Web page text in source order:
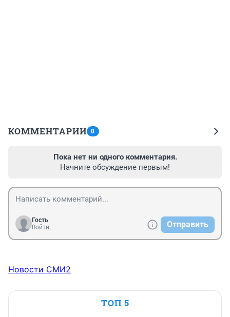
КОММЕНТАРИИ 0
Пока нет ни одного комментария.
Начните обсуждение первым!
Гость
Войти
Отправить
Новости СМИ2
ТОП 5